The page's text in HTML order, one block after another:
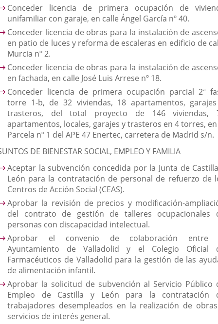
Conceder licencia de primera ocupación de
unifamiliar con garaje, en calle Ángel García nº 40.
Conceder licencia de obras para la instalación de
en patio de luces y reforma de escaleras en edificio de
Murcia nº 2.
Conceder licencia de obras para la instalación de
en fachada, en calle José Luis Arrese nº 18.
Conceder licencia de primera ocupación parcial 2ª
torre 1-b, de 32 viviendas, 18 apartamentos,
trasteros, del total proyecto de 146 viviendas,
apartamentos, locales, garajes y trasteros en 4 torres,
Parcela nº 1 del APE 47 Enertec, carretera de Madrid s/n.
DE BIENESTAR SOCIAL, EMPLEO Y FAMILIA
Aceptar la subvención concedida por la Junta de
León para la contratación de personal de refuerzo de
Centros de Acción Social (CEAS).
Aprobar la revisión de precios y modificación-
del contrato de gestión de talleres ocupacionales
personas con discapacidad intelectual.
Aprobar el convenio de colaboración entre
Ayuntamiento de Valladolid y el Colegio Oficial
Farmacéuticos de Valladolid para la gestión de las
de alimentación infantil.
Aprobar la solicitud de subvención al Servicio Público
Empleo de Castilla y León para la contratación
trabajadores desempleados en la realización de
servicios de interés general.